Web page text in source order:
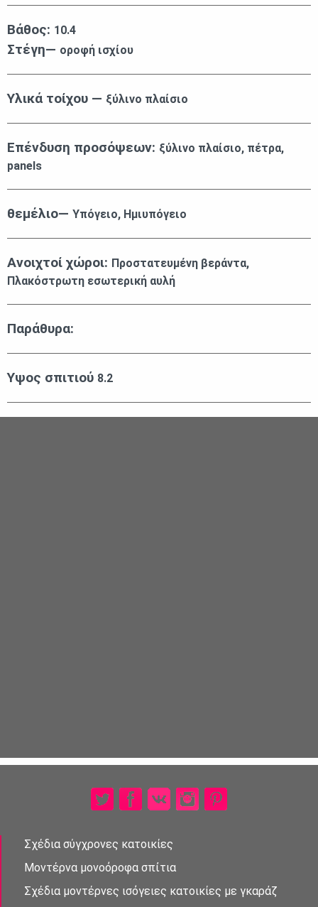
Βάθος: 10.4
Στέγη— οροφή ισχίου
Υλικά τοίχου — ξύλινο πλαίσιο
Επένδυση προσόψεων: ξύλινο πλαίσιο, πέτρα,
panels
θεμέλιο— Υπόγειο, Ημιυπόγειο
Ανοιχτοί χώροι: Προστατευμένη βεράντα,
Πλακόστρωτη εσωτερική αυλή
Παράθυρα:
Υψος σπιτιού 8.2
Σχέδια σύγχρονες κατοικίες
Μοντέρνα μονοὀροφα σπἰτια
Σχέδια μοντέρνες ισὀγειες κατοικίες με γκαράζ